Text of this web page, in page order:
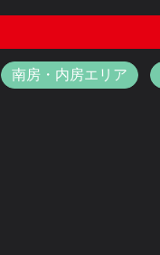
南房・内房エリア